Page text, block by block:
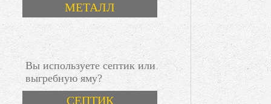
МЕТАЛЛ
Вы используете септик или
выгребную яму?
ВариантыСЕПТИК